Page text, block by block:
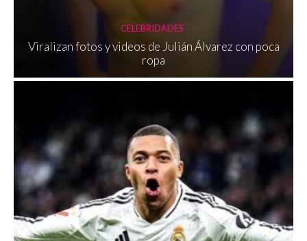
CELEBRIDADES
Viralizan fotos y videos de Julián Álvarez con poca
ropa